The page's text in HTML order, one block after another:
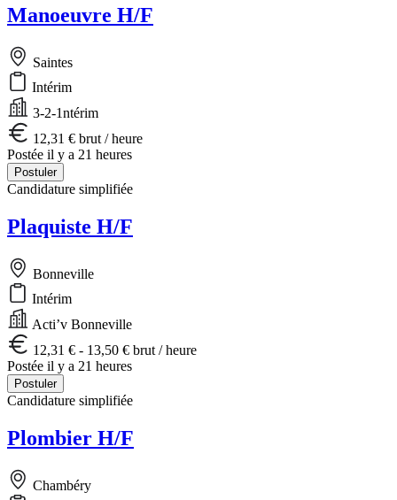
Manoeuvre H/F
Saintes
Intérim
3-2-1ntérim
12,31 € brut / heure
Postée il y a 21 heures
Postuler
Candidature simplifiée
Plaquiste H/F
Bonneville
Intérim
Acti’v Bonneville
12,31 € - 13,50 € brut / heure
Postée il y a 21 heures
Postuler
Candidature simplifiée
Plombier H/F
Chambéry